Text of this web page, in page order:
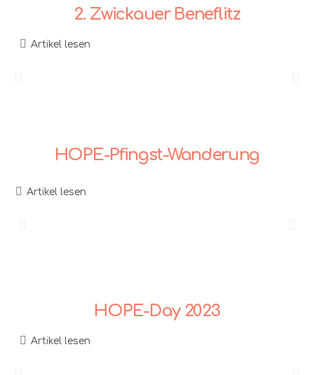
2. Zwickauer Beneflitz
Artikel lesen
HOPE-Pfingst-Wanderung
Artikel lesen
HOPE-Day 2023
Artikel lesen